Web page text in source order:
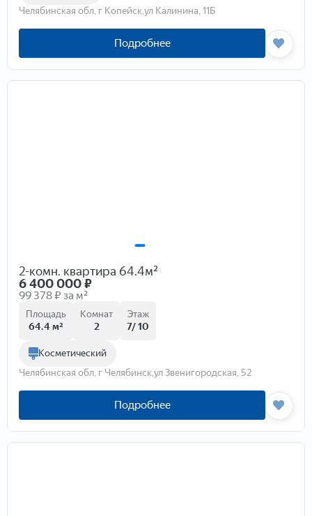
Челябинская обл, г Копейск,ул Калинина, 11Б
Подробнее
2-комн. квартира 64.4м²
6 400 000₽
99 378 ₽ за м²
Площадь
64.4 м²
Комнат
2
Этаж
7/ 10
Косметический
Челябинская обл, г Челябинск,ул Звенигородская, 52
Подробнее